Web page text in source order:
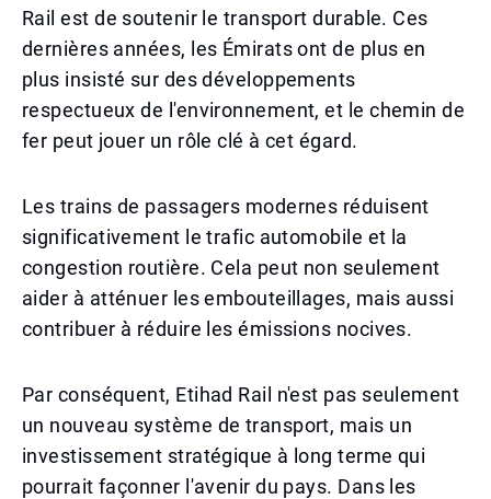
Rail est de soutenir le transport durable. Ces
dernières années, les Émirats ont de plus en
plus insisté sur des développements
respectueux de l'environnement, et le chemin de
fer peut jouer un rôle clé à cet égard.
Les trains de passagers modernes réduisent
significativement le trafic automobile et la
congestion routière. Cela peut non seulement
aider à atténuer les embouteillages, mais aussi
contribuer à réduire les émissions nocives.
Par conséquent, Etihad Rail n'est pas seulement
un nouveau système de transport, mais un
investissement stratégique à long terme qui
pourrait façonner l'avenir du pays. Dans les